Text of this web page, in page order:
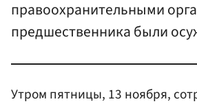
правоохранительными
предшественника были
Утром пятницы, 13 ноября,